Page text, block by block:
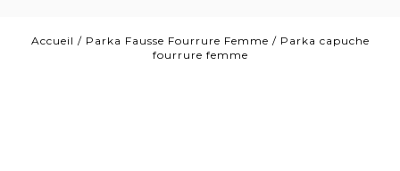
Accueil / Parka Fausse Fourrure Femme / Parka capuche
fourrure femme